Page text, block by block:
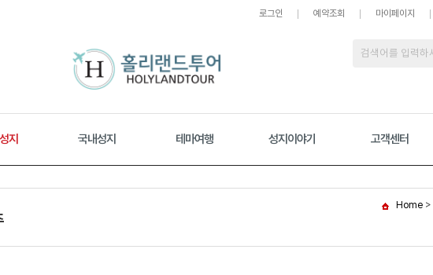
로그인 예약조회 마이페이지
지 국내성지 테마여행 성지이야기 고객센터
Home >